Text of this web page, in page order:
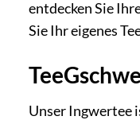
entdecken Sie
Sie Ihr eigenes
Unser Ingwertee